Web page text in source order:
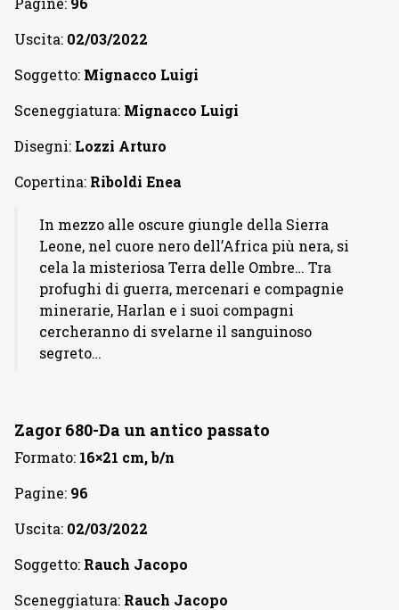
Uscita: 02/03/2022
Soggetto: Mignacco Luigi
Sceneggiatura: Mignacco Luigi
Disegni: Lozzi Arturo
Copertina: Riboldi Enea
In mezzo alle oscure giungle della Sierra
Leone, nel cuore nero dell’Africa più nera, si
cela la misteriosa Terra delle Ombre… Tra
profughi di guerra, mercenari e compagnie
minerarie, Harlan e i suoi compagni
cercheranno di svelarne il sanguinoso
segreto…
Zagor 680-Da un antico passato
Formato: 16×21 cm, b/n
Pagine: 96
Uscita: 02/03/2022
Soggetto: Rauch Jacopo
Sceneggiatura: Rauch Jacopo